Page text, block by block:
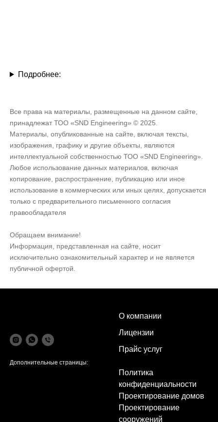
Подробнее:
Все права на материалы, размещенные на данном сайте,
принадлежат ТОО «SND Engineering» © 2025.
Материалы, опубликованные на сайте, включая тексты,
изображения, графику и другие объекты, являются
интеллектуальной собственностью ТОО «SND Engineering».
Любое использование данных материалов, включая
копирование, распространение, публикацию или иное
использование в коммерческих или иных целях, допускается
только с предварительного письменного согласия
правообладателя
Обращаем внимание!
Информация, представленная на сайте, носит
исключительно ознакомительный характер и не является
публичной офертой.
Дополнительные страницы:
О компании
Лицензии
Прайс услуг
Политика
конфиденциальности
Проектирование домов
Проектирование
сооружений